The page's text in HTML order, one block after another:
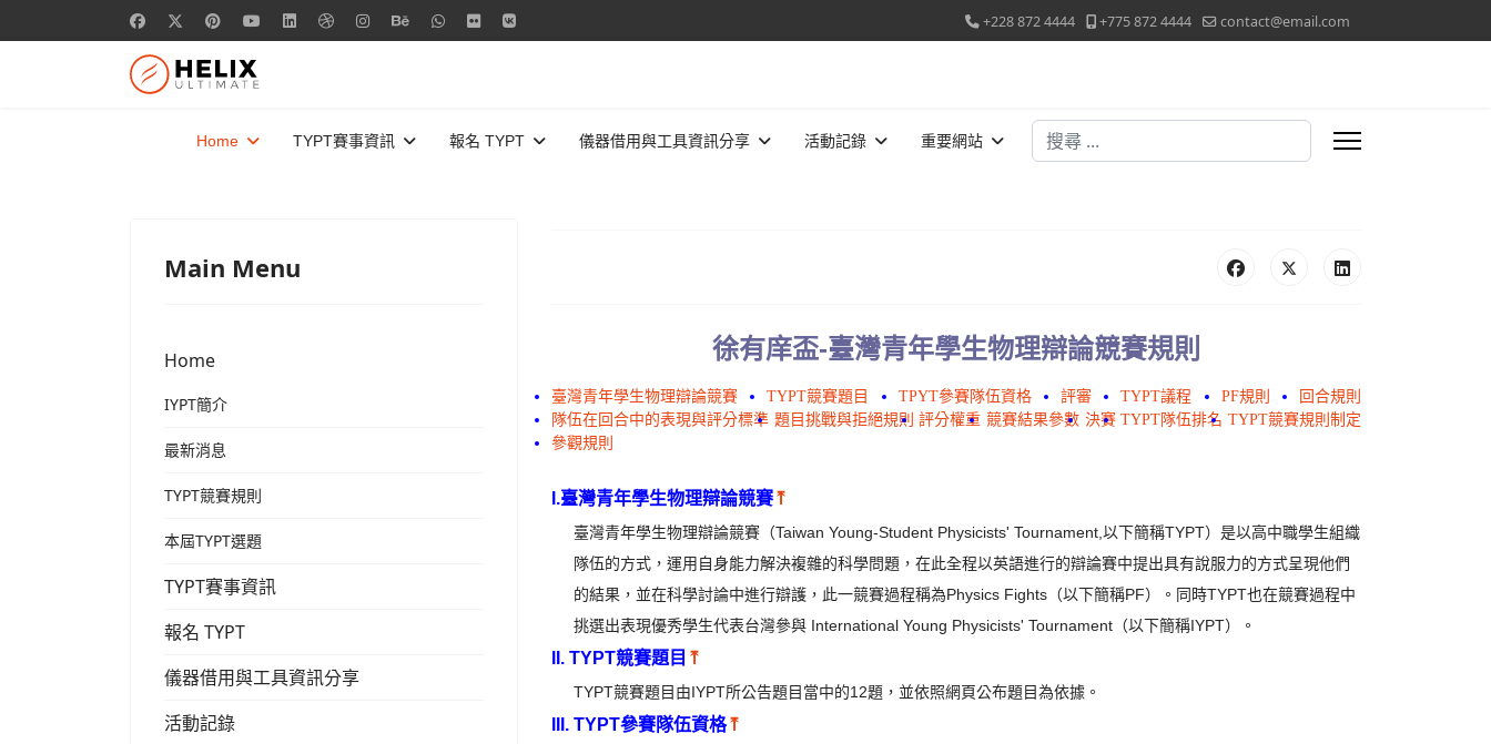
+228 872 4444 +775 872 4444 contact@email.com
Home TYPT賽事資訊 報名 TYPT 儀器借用與工具資訊分享 活動記錄 重要網站 搜尋
Main Menu
Home
IYPT簡介
最新消息
TYPT競賽規則
本屆TYPT選題
TYPT賽事資訊
報名 TYPT
儀器借用與工具資訊分享
活動記錄
徐有庠盃-臺灣青年學生物理辯論競賽規則
臺灣青年學生物理辯論競賽 TYPT競賽題目 TPYT參賽隊伍資格 評審 TYPT議程 PF規則
回合規則
隊伍在回合中的表現與評分標準 題目挑戰與拒絕規則 評分權重 競賽結果參數 決賽 TYPT隊伍排名 TYPT競賽規則制定
參觀規則
I.臺灣青年學生物理辯論競賽⤒
臺灣青年學生物理辯論競賽（Taiwan Young-Student Physicists' Tournament,以下簡稱TYPT）是以高中職學生組織
隊伍的方式，運用自身能力解決複雜的科學問題，在此全程以英語進行的辯論賽中提出具有說服力的方式呈現他們
的結果，並在科學討論中進行辯護，此一競賽過程稱為Physics Fights（以下簡稱PF）。同時TYPT也在競賽過程中
挑選出表現優秀學生代表台灣參與 International Young Physicists' Tournament（以下簡稱IYPT）。
II. TYPT競賽題目 ⤒
TYPT競賽題目由IYPT所公告題目當中的12題，並依照網頁公布題目為依據。
III. TYPT參賽隊伍資格⤒